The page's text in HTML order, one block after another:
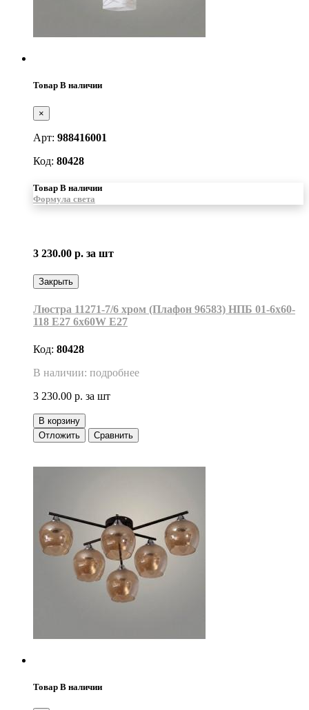
Товар В наличии
×
Арт: 988416001
Код: 80428
Товар В наличии
Формула света
3 230.00 р. за шт
Закрыть
Люстра 11271-7/6 хром (Плафон 96583) НПБ 01-6х60-
118 Е27 6x60W Е27
Код: 80428
В наличии: подробнее
3 230.00 р. за шт
В корзину
Отложить
Сравнить
Товар В наличии